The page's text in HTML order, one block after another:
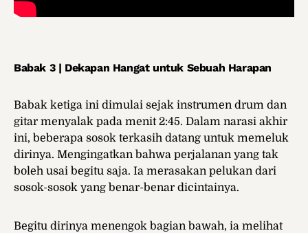
Babak 3 | Dekapan Hangat untuk Sebuah Harapan
Babak ketiga ini dimulai sejak instrumen drum dan
gitar menyalak pada menit 2:45. Dalam narasi akhir
ini, beberapa sosok terkasih datang untuk memeluk
dirinya. Mengingatkan bahwa perjalanan yang tak
boleh usai begitu saja. Ia merasakan pelukan dari
sosok-sosok yang benar-benar dicintainya.
Begitu dirinya menengok bagian bawah, ia melihat